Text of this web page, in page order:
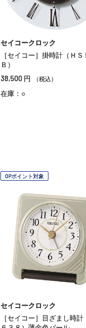
セイコークロック
［セイコー］掛時計（ＨＳ
Ｂ）
38,500 円 （税込）
在庫：○
OPポイント対象
セイコークロック
［セイコー］目ざまし時計